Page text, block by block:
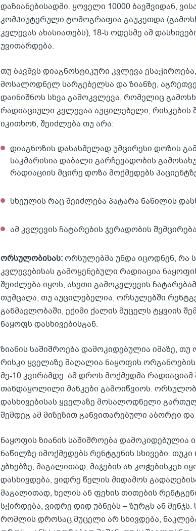
დაზიანებისადმი. ყოველი 10000 ბავშვიდან,
კომპიუტერული ტომოგრაფია გაუკეთდა
კვლევას ახასიათებს), 18-ს ოდესმე ამ
უვითარდება.
თუ ბავშვს დიაგნოსტიკური კვლევა
მოსალოდნელ სარგებელსა და ზიანზე,
დაინიშნოს სხვა გამოკვლევა, რომელიც
რადიაციული კვლევაა აუცილებელი, რისკების
იკითხონ, შეიძლება თუ არა:
დიაგნოზის დასასმელად უმცირესი დოზის
საკმარისია დაბალი გარჩევადობის
რადიაციის მცირე დოზა მოქმედებს
სხეულის რაც შეიძლება პატარა ნაწილის
ამ კვლევის ჩატარების ჯერადობის
ორსულობისას:ორსულებმა უნდა იცოდნენ, რა
კვლევებისას გამოყენებული რადიაცია
შეიძლება იყოს, ასეთი გამოკვლევის
თუმცაღა, თუ აუცილებელია, ორსულებში
განმავლობაში, ექიმი ქალის მუცელს ტყვიის
ნაყოფს დასხივებისგან.
ზიანის საშიშროება დამოკიდებულია იმაზე,
რისკი ყველაზე მაღალია ნაყოფის
მე-10 კვირამდე. ამ დროს მოქმედმა
თანდაყოლილი მანკები გამოიწვიოს.
დასხივებისას ყველაზე მოსალოდნელი
შემდეგ ამ მიზეზით განვითარებული აბორტი
ნაყოფის ზიანის საშიშროება
ნაწილზე იმოქმედებს რენტგენის სხივები.
უბნებზე, მაგალითად, მაჯების ან კოჭებისკენ
დასხივდება, ვიდრე წელის მიდამოს
მაგალითად, ხელის ან ფეხის თითების
სჭირდება, ვიდრე დიდ უბნებს – ზურგს ან
რომლის დროსაც მუცელი არ სხივდება,